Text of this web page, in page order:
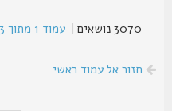
3070 נושאים | עמוד1מתוך123
|
חזור אל עמוד ראשי